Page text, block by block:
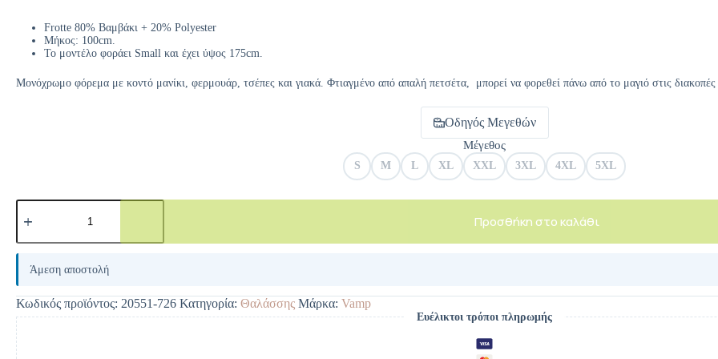
Frotte 80% Βαμβάκι + 20% Polyester
Μήκος: 100cm.
Το μοντέλο φοράει Small και έχει ύψος 175cm.
Μονόχρωμο φόρεμα με κοντό μανίκι, φερμουάρ, τσέπες και γιακά. Φτιαγμένο από απαλή πετσέτα, μπορεί να φορεθεί πάνω από το μαγιό στις
Οδηγός Μεγεθών
Μέγεθος
S M L XL XXL 3XL 4XL 5XL
Προσθήκη στο καλάθι
A
e
r
n
a
t
Άμεση αποστολή
Κωδικός προϊόντος: 20551-726 Κατηγορία: Θαλάσσης Μάρκα: Vamp
Ευέλικτοι τρόποι πληρωμής